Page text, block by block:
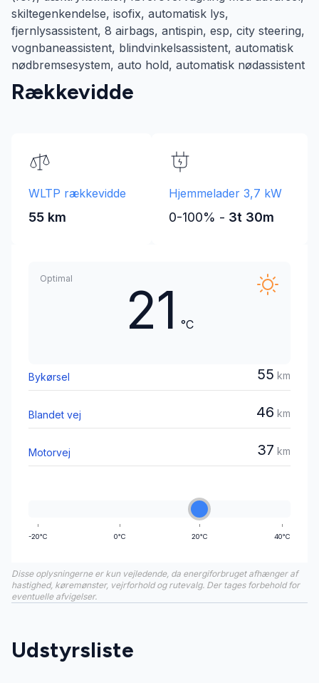
skiltegenkendelse, isofix, automatisk lys,
fjernlysassistent, 8 airbags, antispin, esp, city steering,
vognbaneassistent, blindvinkelsassistent, automatisk
nødbremsesystem, auto hold, automatisk nødassistent
Rækkevidde
WLTP rækkevidde
55 km
Hjemmelader 3,7 kW
0-100% - 3t 30m
Optimal
21 °C
Bykørsel 55 km
Blandet vej 46 km
Motorvej 37 km
-20°C 0°C 20°C 40°C
Disse oplysningerne er kun vejledende, da energiforbruget afhænger af
hastighed, køremønster, vejrforhold og rutevalg. Der tages forbehold for
eventuelle afvigelser.
Udstyrsliste